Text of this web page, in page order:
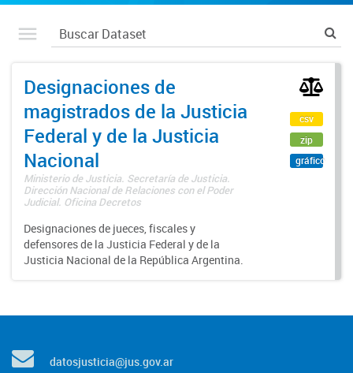
Designaciones de
magistrados de la Justicia
Federal y de la Justicia
Nacional
Ministerio de Justicia. Secretaría de Justicia.
Dirección Nacional de Relaciones con el Poder
Judicial. Oficina Decretos
Designaciones de jueces, fiscales y
defensores de la Justicia Federal y de la
Justicia Nacional de la República Argentina.
csv
zip
gráfico
datosjusticia@jus.gov.ar